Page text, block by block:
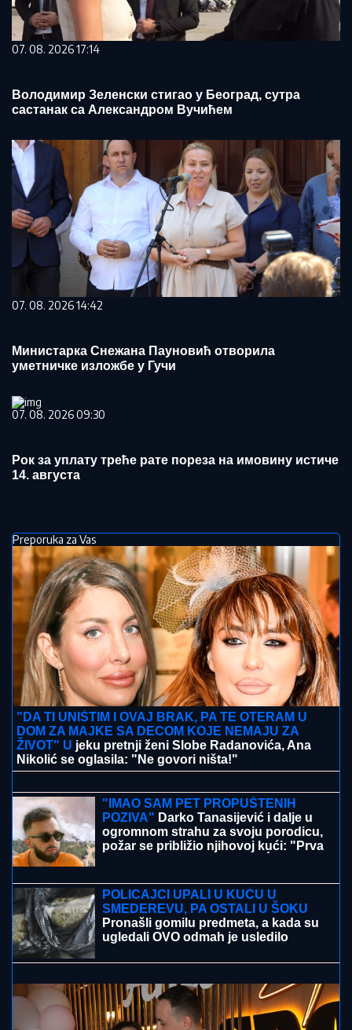
07. 08. 2026 17:14
Володимир Зеленски стигао у Београд, сутра
састанак са Александром Вучићем
07. 08. 2026 14:42
Министарка Снежана Пауновић отворила
уметничке изложбе у Гучи
07. 08. 2026 09:30
Рок за уплату треће рате пореза на имовину истиче
14. августа
Preporuka za Vas
"DA TI UNIŠTIM I OVAJ BRAK, PA TE OTERAM U
DOM ZA MAJKE SA DECOM KOJE NEMAJU ZA
ŽIVOT" U jeku pretnji ženi Slobe Radanovića, Ana
Nikolić se oglasila: "Ne govori ništa!"
PRAVE BAZEN U VILI NA AVALI
Imanje vredi milione, a sada podelili
snimak iz dvorišta: Bagerista uveliko
izvodi radove (Video)
ogromnom strahu za svoju porodicu,
požar se približio njihovoj kući: "Prva
reč koju sam čuo - IZGOREĆEMO"